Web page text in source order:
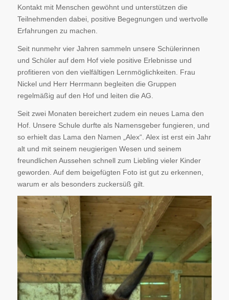
Kontakt mit Menschen gewöhnt und unterstützen die
Teilnehmenden dabei, positive Begegnungen und wertvolle
Erfahrungen zu machen.
Seit nunmehr vier Jahren sammeln unsere Schülerinnen
und Schüler auf dem Hof viele positive Erlebnisse und
profitieren von den vielfältigen Lernmöglichkeiten. Frau
Nickel und Herr Herrmann begleiten die Gruppen
regelmäßig auf den Hof und leiten die AG.
Seit zwei Monaten bereichert zudem ein neues Lama den
Hof. Unsere Schule durfte als Namensgeber fungieren, und
so erhielt das Lama den Namen „Alex“. Alex ist erst ein Jahr
alt und mit seinem neugierigen Wesen und seinem
freundlichen Aussehen schnell zum Liebling vieler Kinder
geworden. Auf dem beigefügten Foto ist gut zu erkennen,
warum er als besonders zuckersüß gilt.